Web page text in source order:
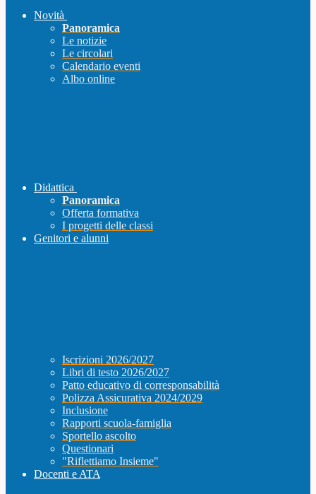
Novità
Panoramica
Le notizie
Le circolari
Calendario eventi
Albo online
Didattica
Panoramica
Offerta formativa
I progetti delle classi
Genitori e alunni
Iscrizioni 2026/2027
Libri di testo 2026/2027
Patto educativo di corresponsabilità
Polizza Assicurativa 2024/2029
Inclusione
Rapporti scuola-famiglia
Sportello ascolto
Questionari
"Riflettiamo Insieme"
Docenti e ATA